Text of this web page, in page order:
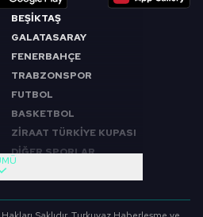
BEŞİKTAŞ
GALATASARAY
FENERBAHÇE
TRABZONSPOR
FUTBOL
BASKETBOL
ZİRAAT TÜRKİYE KUPASI
DİĞER SPORLAR
FUTBOL